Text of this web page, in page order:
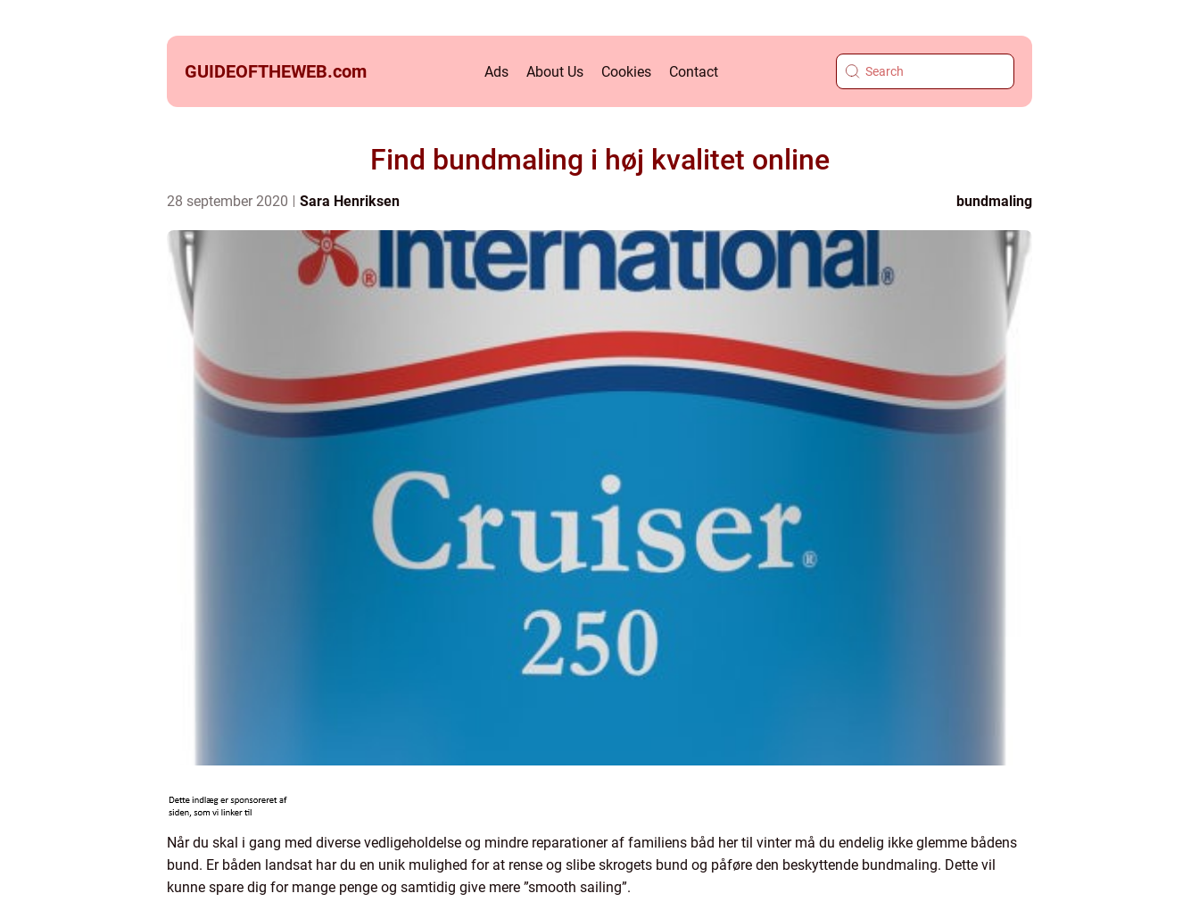
GUIDEOFTHEWEB.com Ads About Us Cookies Contact
Find bundmaling i høj kvalitet online
28 september 2020 Sara Henriksen bundmaling
Når du skal i gang med diverse vedligeholdelse og mindre reparationer af familiens båd her til vinter må du endelig ikke glemme bådens
bund. Er båden landsat har du en unik mulighed for at rense og slibe skrogets bund og påføre den beskyttende bundmaling. Dette vil
kunne spare dig for mange penge og samtidig give mere ”smooth sailing”.